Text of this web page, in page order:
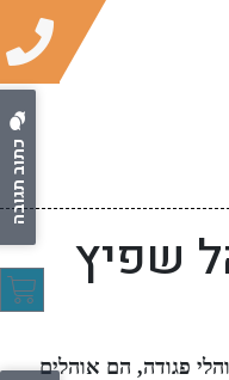
כתוב תגובה
שפיץ
פגודה, הם אוהלים